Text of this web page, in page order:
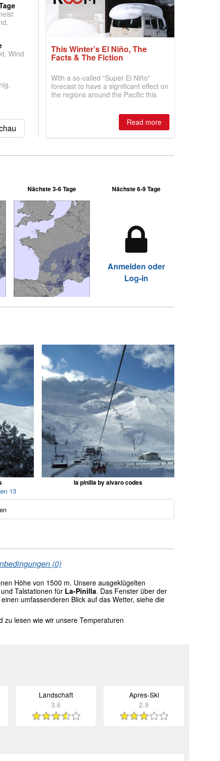
Wind
This Winter’s El Niño, The
Facts & The Fiction
With a so-called “Super El Niño”
forecast to have a significant effect on
the regions around the Pacific this
where are the best odds?Read more
Nächste 3-6 Tage Nächste 6-9 Tage
Anmelden oder
Log-in
la pinilla by alvaro codes
13
(0)
Höhe von 1500 m. Unsere ausgeklügelten
Talstationen für La-Pinilla. Das Fenster über der
umfassenderen Blick auf das Wetter, siehe die
lesen wie wir unsere Temperaturen
Landschaft
3.6
Apres-Ski
2.9